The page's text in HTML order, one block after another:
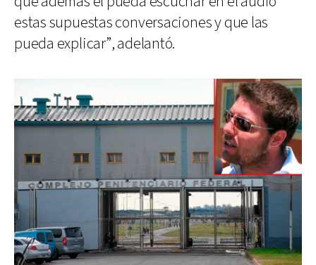
estas supuestas conversaciones y que las
pueda explicar”, adelantó.